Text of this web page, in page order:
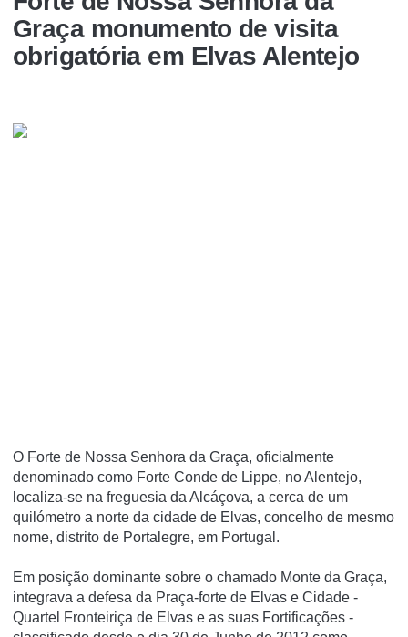
Graça monumento de visita
obrigatória em Elvas Alentejo
O Forte de Nossa Senhora da Graça, oficialmente
denominado como Forte Conde de Lippe, no Alentejo,
localiza-se na freguesia da Alcáçova, a cerca de um
quilómetro a norte da cidade de Elvas, concelho de mesmo
nome, distrito de Portalegre, em Portugal.
Em posição dominante sobre o chamado Monte da Graça,
integrava a defesa da Praça-forte de Elvas e Cidade -
Quartel Fronteiriça de Elvas e as suas Fortificações -